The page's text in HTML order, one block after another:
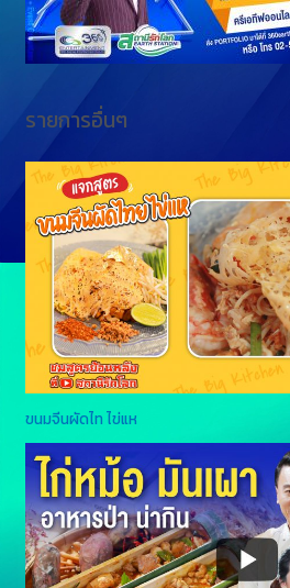
รายการอื่นๆ
ขนมจีนผัดไท ไข่แห